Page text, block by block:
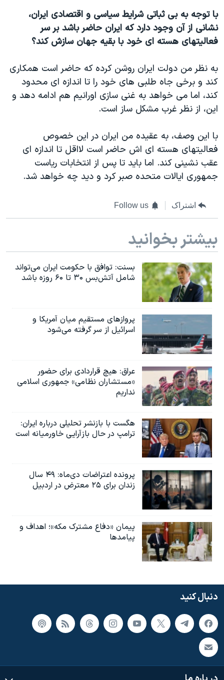
باتوجه به بی ثباتی شرایط سیاسی و اقتصادی ایران،
نشانی از آن وجود دارد که ایران حاضر باشد بر سر
فعالیتهای هسته ای خود با بقیه جهان سازش کند؟
به نظر من دولت ایران روشن کرده که حاضر است همکاری
کند و برخی جاه طلبی های خود را تا اندازه ای محدود
کند، اما می خواهد به غنی سازی اورانیم هم ادامه دهد و
این، از نظر غرب مشکل ساز است.
با این وصف، به عقیده من ایران در این خصوص
فعالیتهای هسته ای اش حاضر است لااقل تا اندازه ای
عقب نشینی کند. اما باید تا پس از انتخابات ریاست
جمهوری ایالات متحده صبر کرد و دید چه خواهد شد.
اشتراک Follow us
بیشتر بخوانید
بسنت: توافق با حکومت ایران می‌تواند
شامل آتش‌بس ۳۰ تا ۶۰ روزه باشد
پروازهای مستقیم میان آمریکا و
اسرائیل از سر گرفته می‌شود
عراق: هیچ قراردادی برای حضور
«مستشاران نظامی» جمهوری اسلامی
نداریم
هگست با بازنشر تحلیلی درباره ایران:
ترامپ در حال بازآرایی خاورمیانه است
پرونده اعتراضات دی‌ماه: ۴۹ سال
زندان برای ۲۵ معترض در اردبیل
پیمان «دفاع مشترک مکه»؛ اهداف و
پیامدها
دنبال کنید